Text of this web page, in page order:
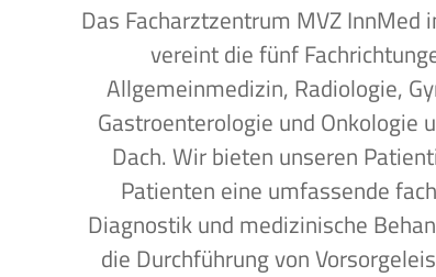
Das Facharztzentrum MVZ InnMed
vereint die fünf
Allgemeinmedizin, Radiologie,
Gastroenterologie und Onkologie
Dach. Wir bieten unseren
Patienten eine umfassende
Diagnostik und medizinische
die Durchführung von